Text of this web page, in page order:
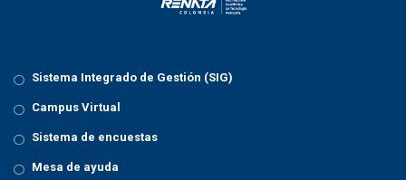
Sistema Integrado de Gestión (SIG)
Campus Virtual
Sistema de encuestas
Mesa de ayuda